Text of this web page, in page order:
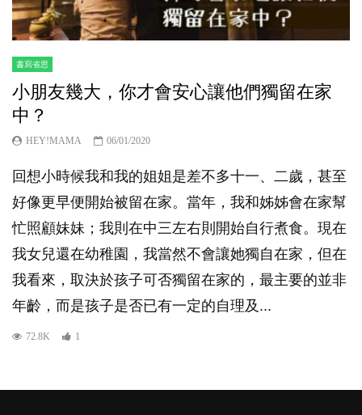
書寫省思
小朋友幾大，你才會安心讓他們獨留在家
中？
HEY!MAMA 06/01/2020
回想小時候我和我的姐姐是差不多十一、二歲，甚至
好像更早便開始被留在家。當年，我和姊姊會在家幫
忙照顧妹妹；我則在中三左右則開始自行煮食。現在
我女兒還在幼稚園，我當然不會讓她獨自在家，但在
我看來，取決於孩子可否獨留在家的，最主要的並非
年齡，而是孩子是否已有一定的自理及...
72.8K 1